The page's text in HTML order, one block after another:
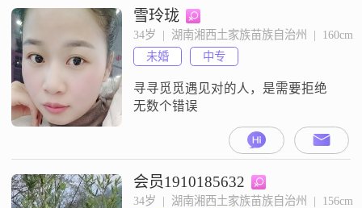
雪玲珑
34岁  |  湖南湘西土家族苗族自治州  |  160cm
未婚
中专
寻寻觅觅遇见对的人，是需要拒绝
无数个错误
会员1910185632
34岁  |  湖南湘西土家族苗族自治州  |  156cm